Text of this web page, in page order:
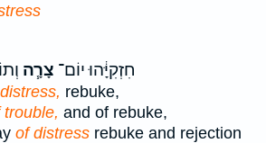
חִזְקִיָּ֔הוּ יוֹם־ צָרָ֧ה
rebuke,
trouble, and of rebuke,
of distress rebuke and rejection